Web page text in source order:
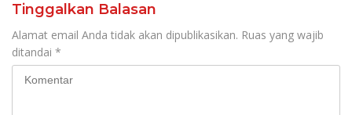
Tinggalkan Balasan
Alamat email Anda tidak akan dipublikasikan. Ruas yang wajib
ditandai *